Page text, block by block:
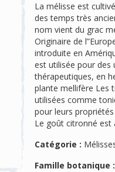
La mélisse est
des temps très
nom vient du grac
Originaire de
introduite en
est utilisée pour des
thérapeutiques, en
plante mellifère Les
utilisées comme
pour leurs
Le goût citronné est
Catégorie :
Famille botanique :